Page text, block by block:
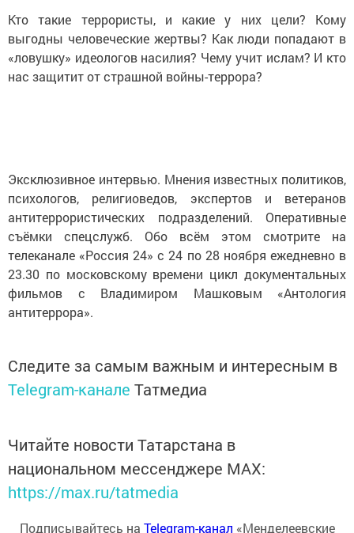
Кто такие террористы, и какие у них цели? Кому
выгодны человеческие жертвы? Как люди попадают в
«ловушку» идеологов насилия? Чему учит ислам? И кто
нас защитит от страшной войны-террора?
Эксклюзивное интервью. Мнения известных политиков,
психологов, религиоведов, экспертов и ветеранов
антитеррористических подразделений. Оперативные
съёмки спецслужб. Обо всём этом смотрите на
телеканале «Россия 24» с 24 по 28 ноября ежедневно в
23.30 по московскому времени цикл документальных
фильмов с Владимиром Машковым «Антология
антитеррора».
Следите за самым важным и интересным в
Telegram-канале Татмедиа
Читайте новости Татарстана в
национальном мессенджере MАХ:
https://max.ru/tatmedia
Подписывайтесь на Telegram-канал «Менделеевские